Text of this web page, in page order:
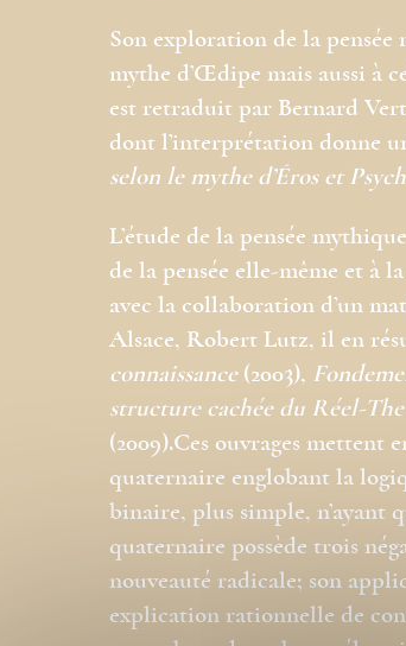
Son exploration de la pensée
mythe d’Œdipe mais aussi à
est retraduit par Bernard
dont l’interprétation donne
selon le mythe d’Éros et
L’étude de la pensée
de la pensée elle-même et à
avec la collaboration d’un
Alsace, Robert Lutz, il en
connaissance(2003),
structure cachée du Réel-
(2009).Ces ouvrages mettent
quaternaire englobant la
binaire, plus simple, n’ayant
quaternaire possède trois
nouveauté radicale; son
explication rationnelle de